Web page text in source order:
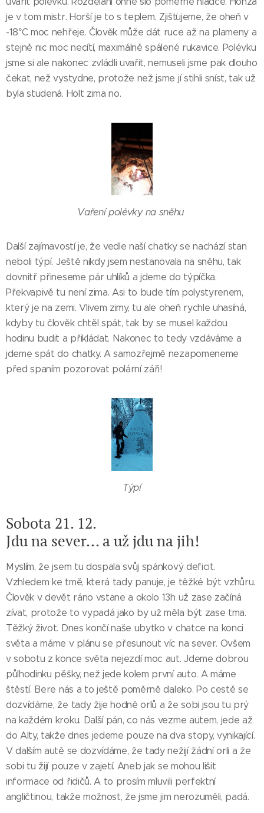
je v tom mistr. Horší je to s teplem. Zjišťujeme, že oheň v
-18°C moc nehřeje. Člověk může dát ruce až na plameny a
stejně nic moc necítí, maximálně spálené rukavice. Polévku
jsme si ale nakonec zvládli uvařit, nemuseli jsme pak dlouho
čekat, než vystydne, protože než jsme jí stihli sníst, tak už
byla studená. Holt zima no.
Vaření polévky na sněhu
Další zajímavostí je, že vedle naší chatky se nachází stan
neboli týpí. Ještě nikdy jsem nestanovala na sněhu, tak
dovnitř přineseme pár uhlíků a jdeme do týpíčka.
Překvapivě tu není zima. Asi to bude tím polystyrenem,
který je na zemi. Vlivem zimy, tu ale oheň rychle uhasíná,
kdyby tu člověk chtěl spát, tak by se musel každou
hodinu budit a přikládat. Nakonec to tedy vzdáváme a
jdeme spát do chatky. A samozřejmě nezapomeneme
před spaním pozorovat polární záři!
Týpí
Sobota 21. 12.
Jdu na sever... a už jdu na jih!
Myslím, že jsem tu dospala svůj spánkový deficit.
Vzhledem ke tmě, která tady panuje, je těžké být vzhůru.
Člověk v devět ráno vstane a okolo 13h už zase začíná
zívat, protože to vypadá jako by už měla být zase tma.
Těžký život. Dnes končí naše ubytko v chatce na konci
světa a máme v plánu se přesunout víc na sever. Ovšem
v sobotu z konce světa nejezdí moc aut. Jdeme dobrou
půlhodinku pěšky, než jede kolem první auto. A máme
štěstí. Bere nás a to ještě poměrně daleko. Po cestě se
dozvídáme, že tady žije hodně orlů a že sobi jsou tu prý
na každém kroku. Další pán, co nás vezme autem, jede až
do Alty, takže dnes jedeme pouze na dva stopy, vynikající.
V dalším autě se dozvídáme, že tady nežijí žádní orli a že
sobi tu žijí pouze v zajetí. Aneb jak se mohou lišit
informace od řidičů. A to prosím mluvili perfektní
angličtinou, takže možnost, že jsme jim nerozuměli, padá.